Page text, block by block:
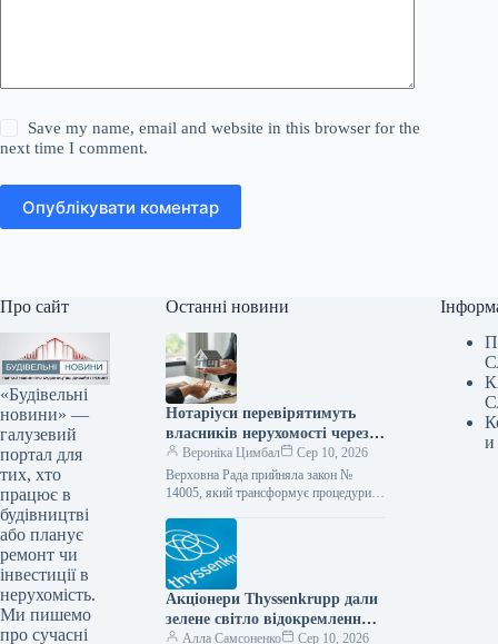
Save my name, email and website in this browser for the
next time I comment.
Опублікувати коментар
Про сайт
«Будівельні
новини» —
галузевий
портал для
тих, хто
працює в
будівництві
або планує
ремонт чи
інвестиції в
нерухомість.
Ми пишемо
про сучасні
Останні новини
Нотаріуси перевірятимуть
власників нерухомості через
базу даних боржників: коли
угоду може бути скасовано
Вероніка Цимбал
Сер 10, 2026
Верховна Рада прийняла закон №
14005, який трансформує процедури
Починаючи з жовтня, нотаріуси
та державні реєстратори будуть
автоматично звіряти продавців
через…
Акціонери Thyssenkrupp дали
зелене світло відокремленню
підрозділу з обробки
Алла Самсоненко Сер 10, 2026
и